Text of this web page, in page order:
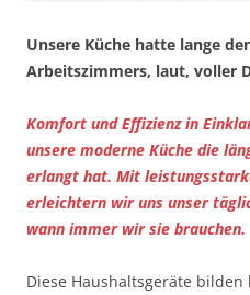
Unsere Küche hatte lange
Arbeitszimmers, laut, voller
Komfort und Effizienz in
unsere moderne Küche die
erlangt hat. Mit
erleichtern wir uns unser
wann immer wir sie brauchen.
Diese Haushaltsgeräte